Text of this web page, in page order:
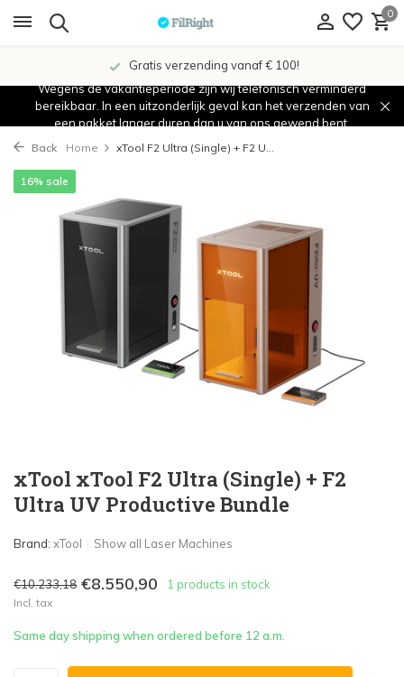
0
Gratis verzending vanaf € 100!
Wegens de vakantieperiode zijn wij telefonisch verminderd
bereikbaar. In een uitzonderlijk geval kan het verzenden van
een pakket langer duren dan u van ons gewend bent.
Back Home xTool F2 Ultra (Single) + F2 U...
xTool xTool F2 Ultra (Single) + F2
Ultra UV Productive Bundle
16% sale
Brand: xTool Show all Laser Machines
€10.233,18 €8.550,90 1 products in stock
Incl. tax
Same day shipping when ordered before 12 a.m.